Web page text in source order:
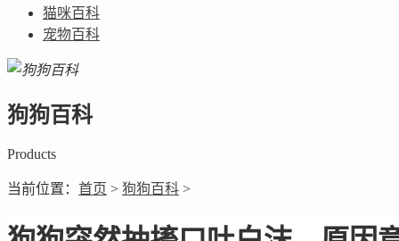
猫咪百科
宠物百科
狗狗百科
Products
当前位置： 首页 > 狗狗百科 >